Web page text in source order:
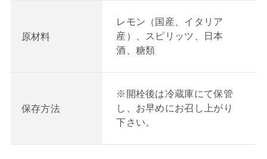
原材料
レモン（国産、イタリア
産）、スピリッツ、日本
酒、糖類
保存方法
※開栓後は冷蔵庫にて保管
し、お早めにお召し上がり
下さい。